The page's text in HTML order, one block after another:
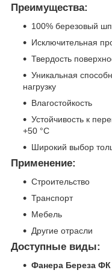
Преимущества:
100% березовый
Исключительная
Твердость
Уникальная
нагрузку
Влагостойкость
Устойчивость к
+50 °C
Широкий выбор
Применение:
Строительство
Транспорт
Мебель
Другие отрасли
Доступные виды:
Фанера Береза